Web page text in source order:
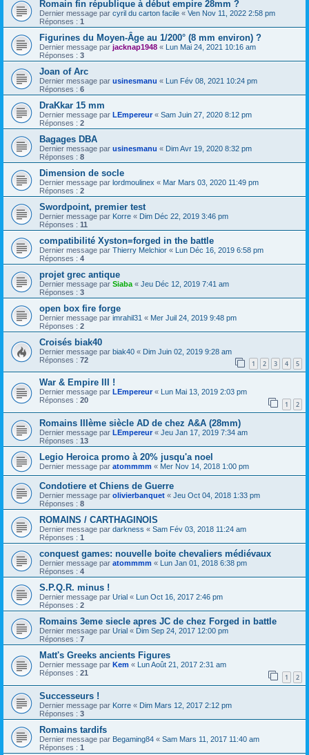
Romain fin république à début empire 28mm ?
Dernier message par cyril du carton facile « Ven Nov 11, 2022 2:58 pm
Réponses : 1
Figurines du Moyen-Âge au 1/200° (8 mm environ) ?
Dernier message par jacknap1948 « Lun Mai 24, 2021 10:16 am
Réponses : 3
Joan of Arc
Dernier message par usinesmanu « Lun Fév 08, 2021 10:24 pm
Réponses : 6
DraKkar 15 mm
Dernier message par LEmpereur« Sam Juin 27, 2020 8:12 pm
Réponses : 2
Bagages DBA
Dernier message par usinesmanu « Dim Avr 19, 2020 8:32 pm
Réponses : 8
Dimension de socle
Dernier message par lordmoulinex « Mar Mars 03, 2020 11:49 pm
Réponses : 2
Swordpoint, premier test
Dernier message par Korre « Dim Déc 22, 2019 3:46 pm
Réponses : 11
compatibilité Xyston=forged in the battle
Dernier message par Thierry Melchior « Lun Déc 16, 2019 6:58 pm
Réponses : 4
projet grec antique
Dernier message par Siaba « Jeu Déc 12, 2019 7:41 am
Réponses : 3
open box fire forge
Dernier message par imrahil31 « Mer Juil 24, 2019 9:48 pm
Réponses : 2
Croisés biak40
Dernier message par biak40 « Dim Juin 02, 2019 9:28 am
Réponses : 72 1 2 3 4 5
War & Empire III !
Dernier message par LEmpereur« Lun Mai 13, 2019 2:03 pm
Réponses : 20 1 2
Romains IIIème siècle AD de chez A&A (28mm)
Dernier message par LEmpereur « Jeu Jan 17, 2019 7:34 am
Réponses : 13
Legio Heroica promo à 20% jusqu'a noel
Dernier message par atommmm « Mer Nov 14, 2018 1:00 pm
Condotiere et Chiens de Guerre
Dernier message par olivierbanquet « Jeu Oct 04, 2018 1:33 pm
Réponses : 8
ROMAINS / CARTHAGINOIS
Dernier message par darkness « Sam Fév 03, 2018 11:24 am
Réponses : 1
conquest games: nouvelle boite chevaliers médiévaux
Dernier message par atommmm « Lun Jan 01, 2018 6:38 pm
Réponses : 4
S.P.Q.R. minus !
Dernier message par Urial « Lun Oct 16, 2017 2:46 pm
Réponses : 2
Romains 3eme siecle apres JC de chez Forged in battle
Dernier message par Urial « Dim Sep 24, 2017 12:00 pm
Réponses : 7
Matt's Greeks ancients Figures
Dernier message par Kem « Lun Août 21, 2017 2:31 am
Réponses : 21 1 2
Successeurs !
Dernier message par Korre « Dim Mars 12, 2017 2:12 pm
Réponses : 3
Romains tardifs
Dernier message par Begaming84 « Sam Mars 11, 2017 11:40 am
Réponses : 1